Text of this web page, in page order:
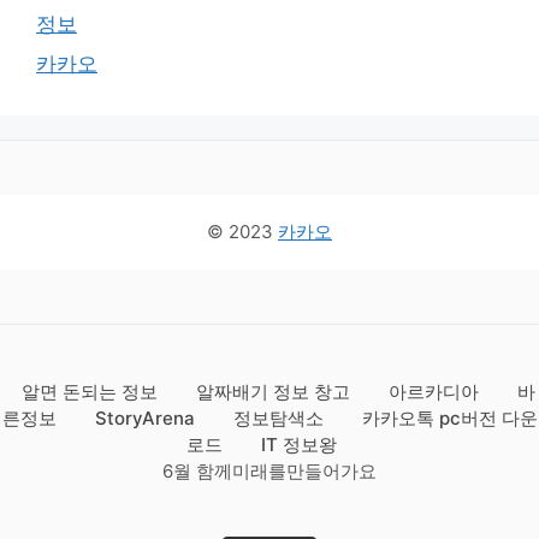
정보
카카오
© 2023 카카오
알면 돈되는 정보 알짜배기 정보 창고 아르카디아
바
른정보
StoryArena 정보탐색소
카카오톡 pc버전 다운
로드
IT 정보왕
6월 함께미래를만들어가요